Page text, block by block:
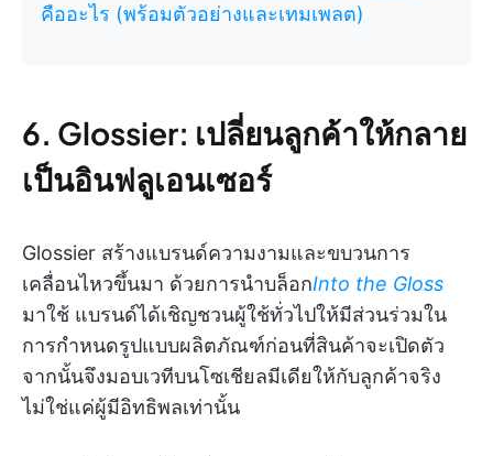
คืออะไร (พร้อมตัวอย่างและเทมเพลต)
6. Glossier: เปลี่ยนลูกค้าให้กลาย
เป็นอินฟลูเอนเซอร์
Glossier สร้างแบรนด์ความงามและขบวนการ
เคลื่อนไหวขึ้นมา ด้วยการนำบล็อกInto the Gloss
มาใช้ แบรนด์ได้เชิญชวนผู้ใช้ทั่วไปให้มีส่วนร่วมใน
การกำหนดรูปแบบผลิตภัณฑ์ก่อนที่สินค้าจะเปิดตัว
จากนั้นจึงมอบเวทีบนโซเชียลมีเดียให้กับลูกค้าจริง
ไม่ใช่แค่ผู้มีอิทธิพลเท่านั้น